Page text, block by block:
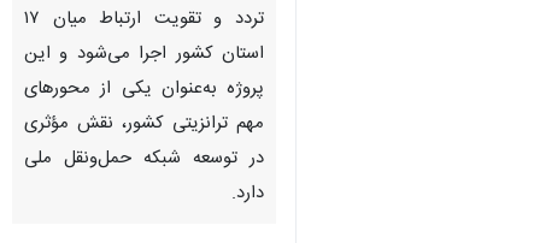
تردد و تقویت ارتباط میان ۱۷
استان کشور اجرا می‌شود و این
پروژه به‌عنوان یکی از محورهای
مهم ترانزیتی کشور، نقش مؤثری
در توسعه شبکه حمل‌ونقل ملی
دارد.